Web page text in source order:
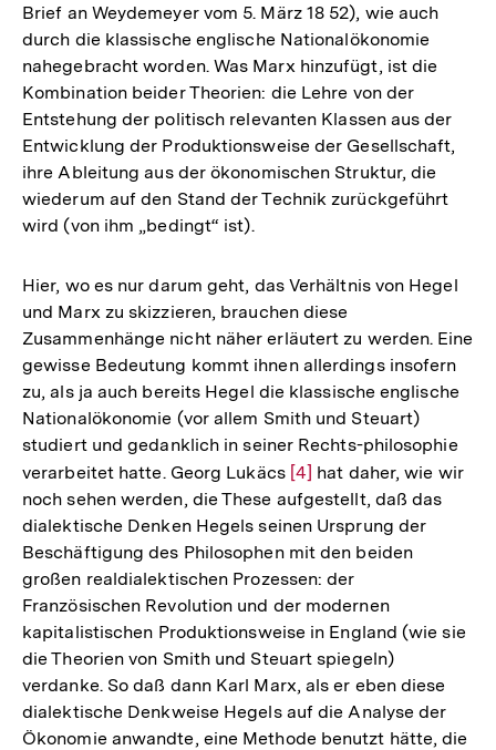
Brief an Weydemeyer vom 5. März 18 52), wie auch
durch die klassische englische Nationalökonomie
nahegebracht worden. Was Marx hinzufügt, ist die
Kombination beider Theorien: die Lehre von der
Entstehung der politisch relevanten Klassen aus der
Entwicklung der Produktionsweise der Gesellschaft,
ihre Ableitung aus der ökonomischen Struktur, die
wiederum auf den Stand der Technik zurückgeführt
wird (von ihm „bedingt“ ist).
Hier, wo es nur darum geht, das Verhältnis von Hegel
und Marx zu skizzieren, brauchen diese
Zusammenhänge nicht näher erläutert zu werden. Eine
gewisse Bedeutung kommt ihnen allerdings insofern
zu, als ja auch bereits Hegel die klassische englische
Nationalökonomie (vor allem Smith und Steuart)
studiert und gedanklich in seiner Rechts-philosophie
verarbeitet hatte. Georg Lukäcs Zur
Auflösung
der
Fußnote
[4] hat daher, wie wir
noch sehen werden, die These aufgestellt, daß das
dialektische Denken Hegels seinen Ursprung der
Beschäftigung des Philosophen mit den beiden
großen realdialektischen Prozessen: der
Französischen Revolution und der modernen
kapitalistischen Produktionsweise in England (wie sie
die Theorien von Smith und Steuart spiegeln)
verdanke. So daß dann Karl Marx, als er eben diese
dialektische Denkweise Hegels auf die Analyse der
Ökonomie anwandte, eine Methode benutzt hätte, die